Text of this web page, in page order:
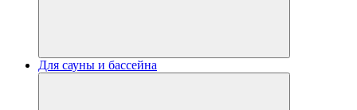
Для сауны и бассейна